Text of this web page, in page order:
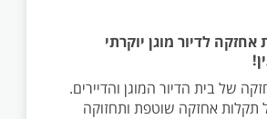
לדיור מוגן יוקרתי
של בית הדיור המוגן והדיירים.
תקלות אחזקה שוטפת ותחזוקה